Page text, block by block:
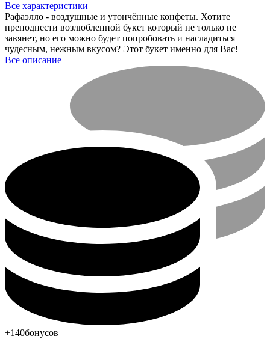
Все характеристики
Рафаэлло - воздушные и утончённые конфеты. Хотите
преподнести возлюбленной букет который не только не
завянет, но его можно будет попробовать и насладиться
чудесным, нежным вкусом? Этот букет именно для Вас!
Все описание
+140бонусов